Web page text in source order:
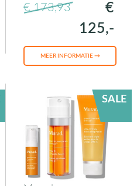
€ 173,93
€
125,-
MEER INFORMATIE →
SALE